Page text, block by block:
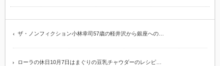
ザ・ノンフィクション小林幸司57歳の軽井沢から銀座への…
ローラの休日10月7日はまぐりの豆乳チャウダーのレシピ…